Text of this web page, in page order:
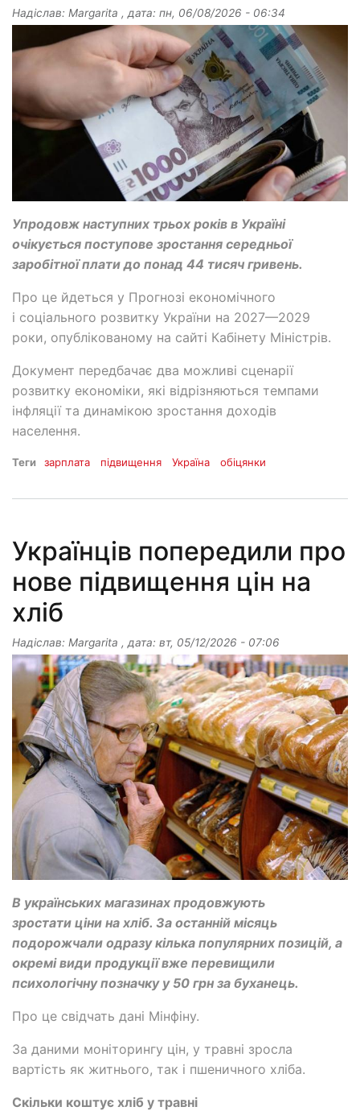
Надіслав: Margarita , дата: пн, 06/08/2026 - 06:34
Упродовж наступних трьох років в Україні
очікується поступове зростання середньої
заробітної плати до понад 44 тисяч гривень.
Про це йдеться у Прогнозі економічного
і соціального розвитку України на 2027—2029
роки, опублікованому на сайті Кабінету Міністрів.
Документ передбачає два можливі сценарії
розвитку економіки, які відрізняються темпами
інфляції та динамікою зростання доходів
населення.
Теги зарплата підвищення Україна обіцянки
Українців попередили про
нове підвищення цін на
хліб
Надіслав: Margarita , дата: вт, 05/12/2026 - 07:06
В українських магазинах продовжують
зростати ціни на хліб. За останній місяць
подорожчали одразу кілька популярних позицій, а
окремі види продукції вже перевищили
психологічну позначку у 50 грн за буханець.
Про це свідчать дані Мінфіну.
За даними моніторингу цін, у травні зросла
вартість як житнього, так і пшеничного хліба.
Скільки коштує хліб у травні